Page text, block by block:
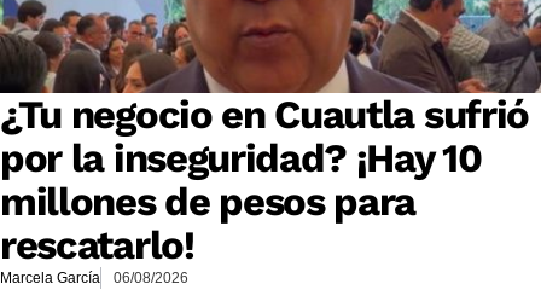
¿Tu negocio en Cuautla sufrió
por la inseguridad? ¡Hay 10
millones de pesos para
rescatarlo!
Marcela García 06/08/2026